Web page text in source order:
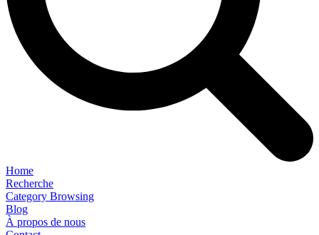
Home
Recherche
Category Browsing
Blog
À propos de nous